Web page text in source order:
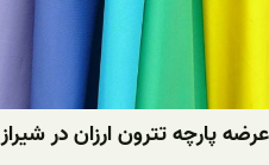
عرضه پارچه تترون ارزان در شیراز